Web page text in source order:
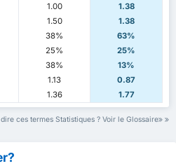
1.00
1.38
1.50
1.38
38%
63%
25%
25%
38%
13%
1.13
0.87
1.36 1.77
ces termes Statistiques ? Voir le Glossaire